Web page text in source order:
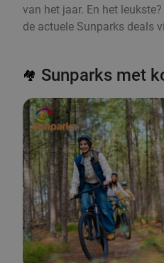
van het jaar. En het
de actuele Sunparks deals
🏘️ Sunparks met